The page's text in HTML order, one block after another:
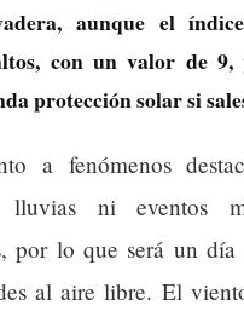
aunque el
con un valor de
protección solar si
a fenómenos
lluvias ni eventos
por lo que será un
al aire libre. El